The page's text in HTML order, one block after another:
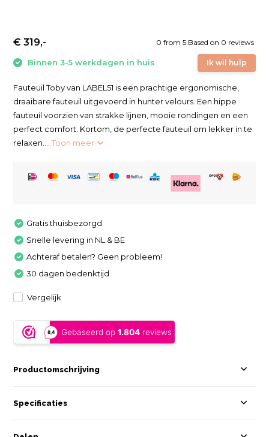
0 from 5 Based on 0 reviews
Ik wil hulp
€ 319,-
Binnen 3-5 werkdagen in huis
Fauteuil Toby van LABEL51 is een prachtige ergonomische,
draaibare fauteuil uitgevoerd in hunter velours. Een hippe
fauteuil voorzien van strakke lijnen, mooie rondingen en een
perfect comfort. Kortom, de perfecte fauteuil om lekker in te
relaxen....Toon meer
Gratis thuisbezorgd
Snelle levering in NL & BE
Achteraf betalen? Geen probleem!
30 dagen bedenktijd
Vergelijk
Productomschrijving
Specificaties